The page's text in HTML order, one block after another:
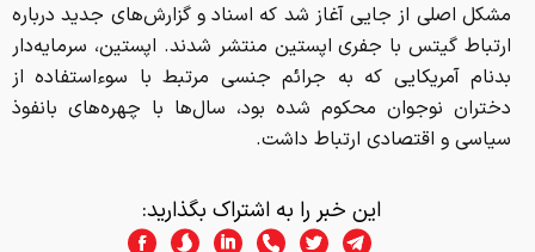
مشکل اصلی از جایی آغاز شد که اسناد و گزارش‌های جدید درباره
ارتباط گیتس با جفری اپستین منتشر شدند. اپستین، سرمایه‌دار
بدنام آمریکایی که به جرائم جنسی مرتبط با سوءاستفاده از
دختران نوجوان محکوم شده بود، سال‌ها با چهره‌های بانفوذ
سیاسی و اقتصادی ارتباط داشت.
این خبر را به اشتراک بگذارید: